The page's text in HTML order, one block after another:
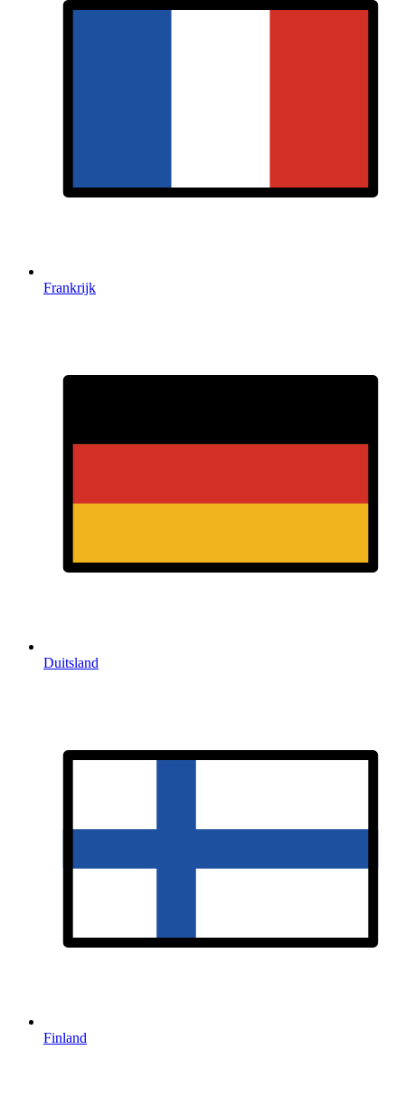
Frankrijk
Duitsland
Finland